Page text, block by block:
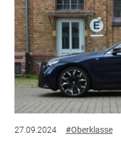
27.09.2024 #Oberklasse